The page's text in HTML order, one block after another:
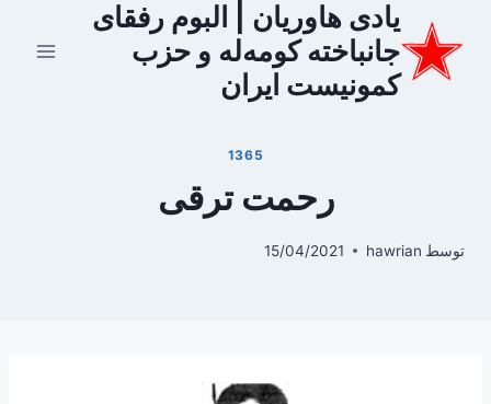
محتوا
یادی هاوریان | البوم رفقای
جانباخته کومه‌له و حزب
کمونیست ایران
1365
رحمت ترقی
توسط hawrian
15/04/2021